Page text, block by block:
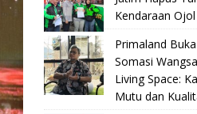
Kendaraan Ojol
Primaland
Somasi
Living Space:
Mutu dan